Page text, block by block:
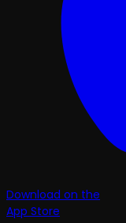
Download on the
App Store